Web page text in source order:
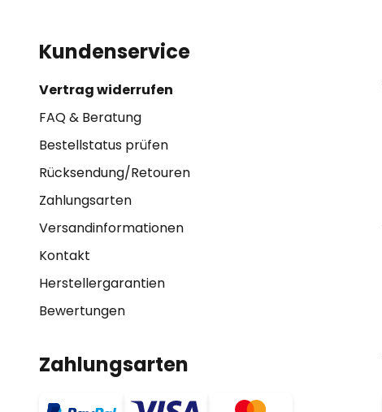
Kundenservice
Vertrag widerrufen
FAQ & Beratung
Bestellstatus prüfen
Rücksendung/Retouren
Zahlungsarten
Versandinformationen
Kontakt
Herstellergarantien
Bewertungen
Zahlungsarten